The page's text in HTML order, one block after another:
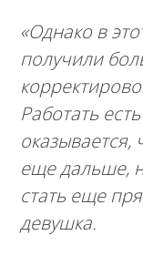
«Однако в
получили
Работать
оказывается,
еще дальше,
стать еще
девушка.